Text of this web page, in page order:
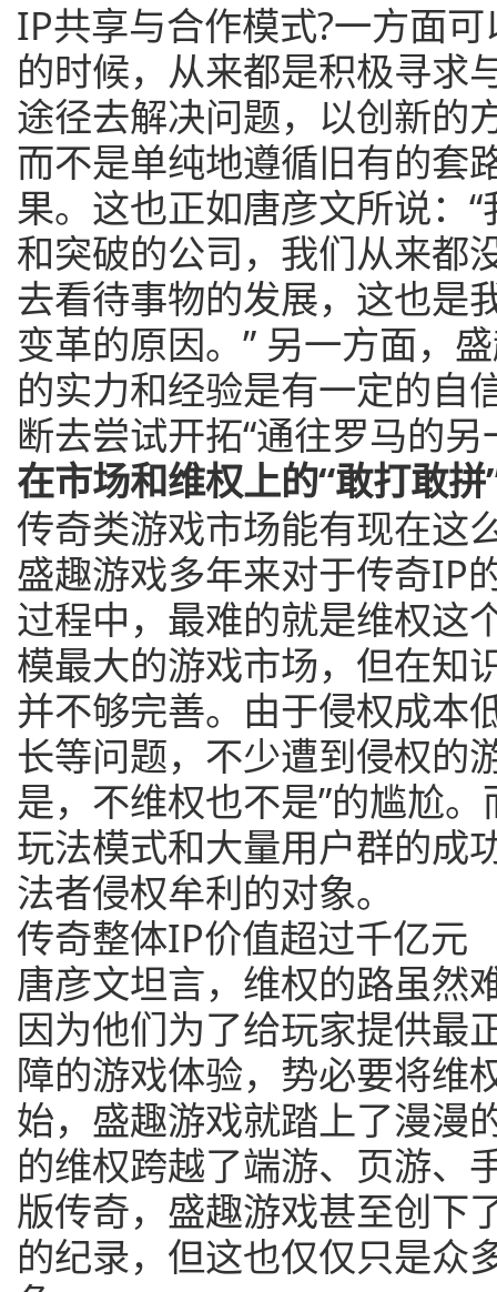
IP共享与合作模式?一方面
的时候，从来都是积极寻求
途径去解决问题，以创新的
而不是单纯地遵循旧有的套
果。这也正如唐彦文所说：
和突破的公司，我们从来都
去看待事物的发展，这也是
变革的原因。” 另一方面，
的实力和经验是有一定的自
断去尝试开拓“通往罗马的
在市场和维权上的“敢打敢拼
传奇类游戏市场能有现在这
盛趣游戏多年来对于传奇IP
过程中，最难的就是维权这
模最大的游戏市场，但在知
并不够完善。由于侵权成本
长等问题，不少遭到侵权的
是，不维权也不是”的尴尬
玩法模式和大量用户群的成
法者侵权牟利的对象。
传奇整体IP价值超过千亿元
唐彦文坦言，维权的路虽然
因为他们为了给玩家提供最
障的游戏体验，势必要将维
始，盛趣游戏就踏上了漫漫
的维权跨越了端游、页游、
版传奇，盛趣游戏甚至创下
的纪录，但这也仅仅只是众